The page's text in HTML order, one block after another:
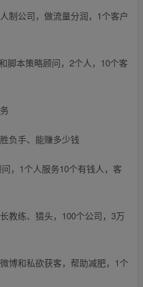
制公司，做流量分润，1个客户
脚本策略顾问，2个人，10个客
负手、能赚多少钱
，1个人服务10个有钱人，客
教练、猎头，100个公司，3万
博和私欲获客，帮助减肥，1个